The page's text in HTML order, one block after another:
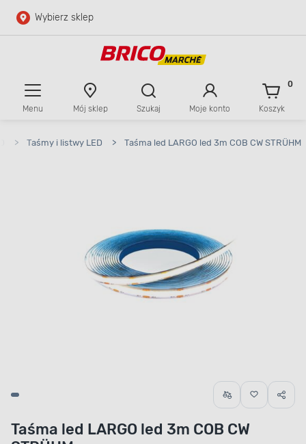
Przejdź do głównej zawartości
Wybierz sklep
Menu Mój sklep Szukaj Moje konto Koszyk
0
> Taśmy i listwy LED > Taśma led LARGO led 3m COB CW STRÜHM
Taśma led LARGO led 3m COB CW